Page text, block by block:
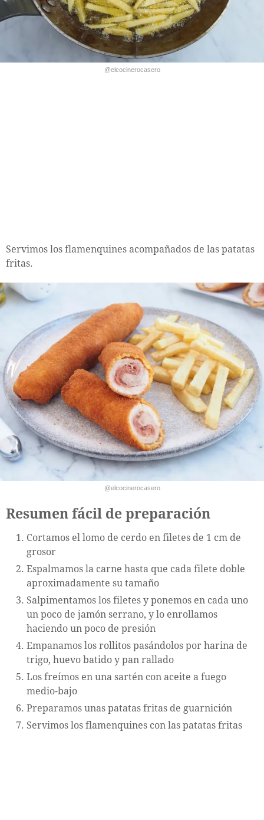
@elcocinerocasero
Servimos los flamenquines acompañados de las patatas
fritas.
@elcocinerocasero
Resumen fácil de preparación
Cortamos el lomo de cerdo en filetes de 1 cm de
grosor
Espalmamos la carne hasta que cada filete doble
aproximadamente su tamaño
Salpimentamos los filetes y ponemos en cada uno
un poco de jamón serrano, y lo enrollamos
haciendo un poco de presión
Empanamos los rollitos pasándolos por harina de
trigo, huevo batido y pan rallado
Los freímos en una sartén con aceite a fuego
medio-bajo
Preparamos unas patatas fritas de guarnición
Servimos los flamenquines con las patatas fritas